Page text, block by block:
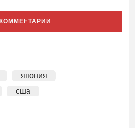
КОММЕНТАРИИ
япония
сша